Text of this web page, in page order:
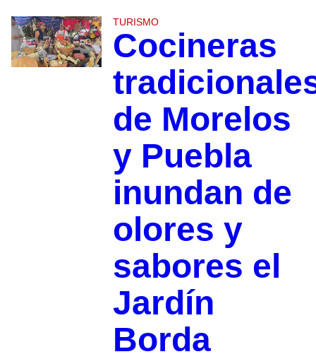
TURISMO
Cocineras
de Morelos
y Puebla
inundan de
olores y
sabores el
Jardín
Borda